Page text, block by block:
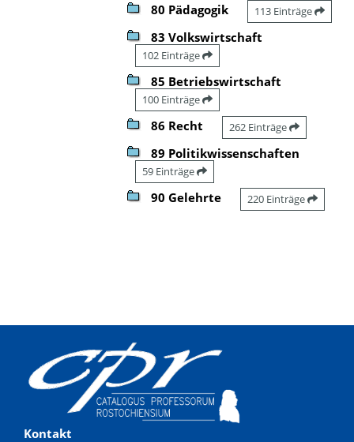
80 Pädagogik 113 Einträge
83 Volkswirtschaft
102 Einträge
85 Betriebswirtschaft
100 Einträge
86 Recht 262 Einträge
89 Politikwissenschaften
59 Einträge
90 Gelehrte 220 Einträge
Kontakt